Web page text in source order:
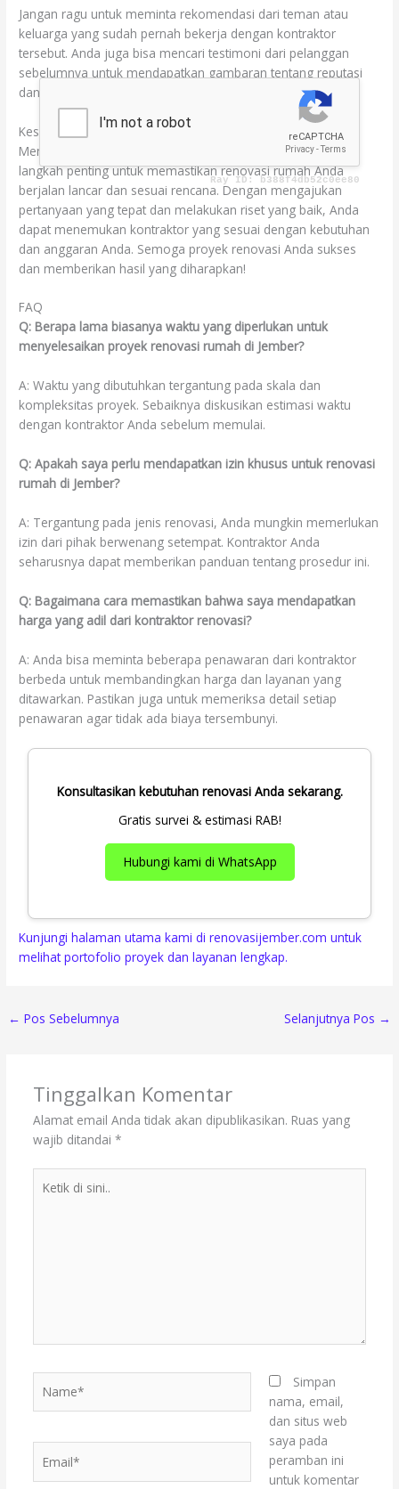
Jangan ragu untuk meminta rekomendasi dari teman atau
keluarga yang sudah pernah bekerja dengan kontraktor
tersebut. Anda juga bisa mencari testimoni dari pelanggan
sebelumnya untuk mendapatkan gambaran tentang reputasi
dan kualitas kerja kontraktor di Jember.
Kesimpulan
Memilih kontraktor renovasi yang tepat di Jember adalah
langkah penting untuk memastikan renovasi rumah Anda
berjalan lancar dan sesuai rencana. Dengan mengajukan
pertanyaan yang tepat dan melakukan riset yang baik, Anda
dapat menemukan kontraktor yang sesuai dengan kebutuhan
dan anggaran Anda. Semoga proyek renovasi Anda sukses
dan memberikan hasil yang diharapkan!
FAQ
Q: Berapa lama biasanya waktu yang diperlukan untuk
menyelesaikan proyek renovasi rumah di Jember?
A: Waktu yang dibutuhkan tergantung pada skala dan
kompleksitas proyek. Sebaiknya diskusikan estimasi waktu
dengan kontraktor Anda sebelum memulai.
Q: Apakah saya perlu mendapatkan izin khusus untuk renovasi
rumah di Jember?
A: Tergantung pada jenis renovasi, Anda mungkin memerlukan
izin dari pihak berwenang setempat. Kontraktor Anda
seharusnya dapat memberikan panduan tentang prosedur ini.
Q: Bagaimana cara memastikan bahwa saya mendapatkan
harga yang adil dari kontraktor renovasi?
A: Anda bisa meminta beberapa penawaran dari kontraktor
berbeda untuk membandingkan harga dan layanan yang
ditawarkan. Pastikan juga untuk memeriksa detail setiap
penawaran agar tidak ada biaya tersembunyi.
Konsultasikan kebutuhan renovasi Anda sekarang.
Gratis survei & estimasi RAB!
Hubungi kami di WhatsApp
Kunjungi halaman utama kami di renovasijember.com untuk
melihat portofolio proyek dan layanan lengkap.
← Pos Sebelumnya Selanjutnya Pos →
Tinggalkan Komentar
Alamat email Anda tidak akan dipublikasikan. Ruas yang
wajib ditandai *
Simpan
nama, email,
dan situs web
saya pada
peramban ini
untuk komentar